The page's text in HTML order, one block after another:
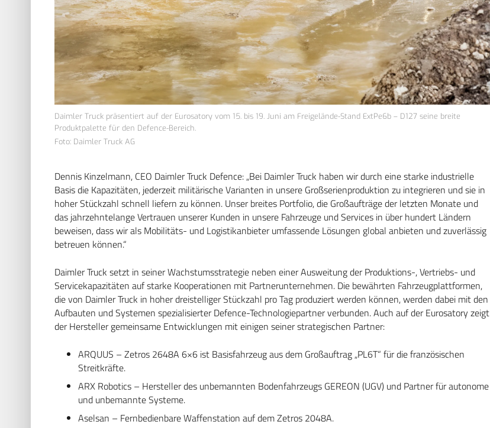
Daimler Truck präsentiert auf der Eurosatory vom 15. bis 19. Juni am Freigelände-Stand ExtPe6b – D127 seine breite
Produktpalette für den Defence-Bereich.
Foto: Daimler Truck AG
Dennis Kinzelmann, CEO Daimler Truck Defence: „Bei Daimler Truck haben wir durch eine starke industrielle
Basis die Kapazitäten, jederzeit militärische Varianten in unsere Großserienproduktion zu integrieren und sie in
hoher Stückzahl schnell liefern zu können. Unser breites Portfolio, die Großaufträge der letzten Monate und
das jahrzehntelange Vertrauen unserer Kunden in unsere Fahrzeuge und Services in über hundert Ländern
beweisen, dass wir als Mobilitäts- und Logistikanbieter umfassende Lösungen global anbieten und zuverlässig
betreuen können.“
Daimler Truck setzt in seiner Wachstumsstrategie neben einer Ausweitung der Produktions-, Vertriebs- und
Servicekapazitäten auf starke Kooperationen mit Partnerunternehmen. Die bewährten Fahrzeugplattformen,
die von Daimler Truck in hoher dreistelliger Stückzahl pro Tag produziert werden können, werden dabei mit den
Aufbauten und Systemen spezialisierter Defence-Technologiepartner verbunden. Auch auf der Eurosatory zeigt
der Hersteller gemeinsame Entwicklungen mit einigen seiner strategischen Partner:
ARQUUS – Zetros 2648A 6×6 ist Basisfahrzeug aus dem Großauftrag „PL6T“ für die französischen
Streitkräfte.
ARX Robotics – Hersteller des unbemannten Bodenfahrzeugs GEREON (UGV) und Partner für autonome
und unbemannte Systeme.
Aselsan – Fernbedienbare Waffenstation auf dem Zetros 2048A.